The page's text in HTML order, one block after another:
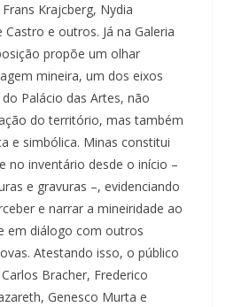
Krajcberg, Nydia
e outros. Já na Galeria
propõe um olhar
mineira, um dos eixos
Palácio das Artes, não
do território, mas também
e simbólica. Minas constitui
no inventário desde o início –
e gravuras –, evidenciando
e narrar a mineiridade ao
em diálogo com outros
Atestando isso, o público
Bracher, Frederico
Genesco Murta e